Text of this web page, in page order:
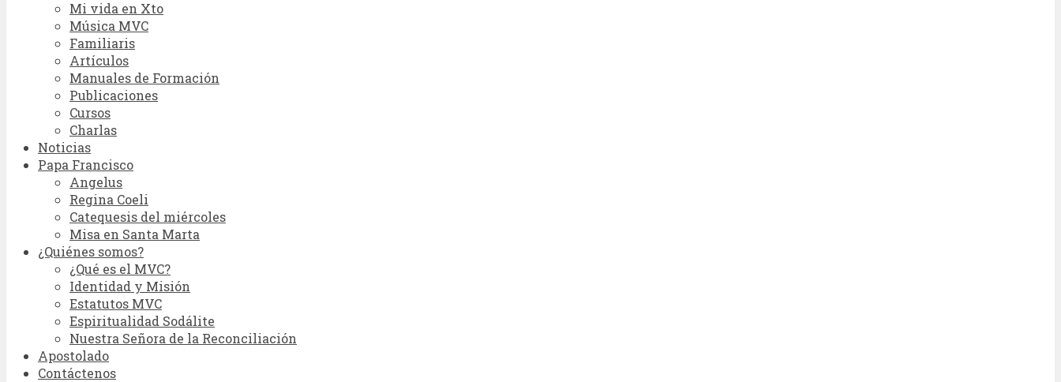
Mi vida en Xto
Música MVC
Familiaris
Artículos
Manuales de Formación
Publicaciones
Cursos
Charlas
Noticias
Papa Francisco
Angelus
Regina Coeli
Catequesis del miércoles
Misa en Santa Marta
¿Quiénes somos?
¿Qué es el MVC?
Identidad y Misión
Estatutos MVC
Espiritualidad Sodálite
Nuestra Señora de la Reconciliación
Apostolado
Contáctenos